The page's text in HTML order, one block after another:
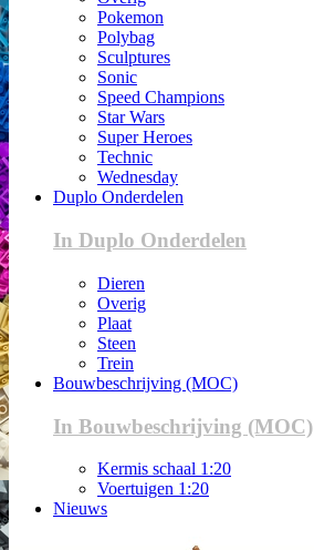
Pokemon
Polybag
Sculptures
Sonic
Speed Champions
Star Wars
Super Heroes
Technic
Wednesday
Duplo Onderdelen
In Duplo Onderdelen
Dieren
Overig
Plaat
Steen
Trein
Bouwbeschrijving (MOC)
In Bouwbeschrijving (MOC)
Kermis schaal 1:20
Voertuigen 1:20
Nieuws